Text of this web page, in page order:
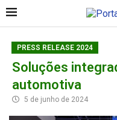
PRESS RELEASE 2024
Soluções
automotiva
5 de junho de 2024